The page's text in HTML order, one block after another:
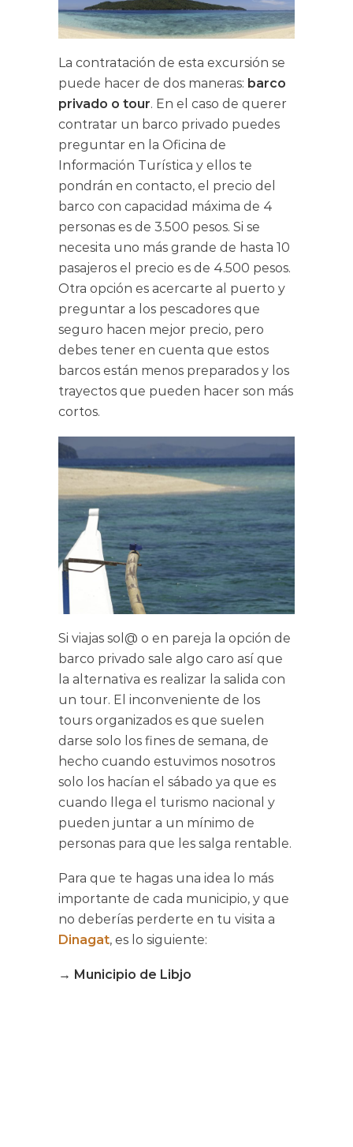
La contratación de esta excursión se
puede hacer de dos maneras: barco
privado o tour. En el caso de querer
contratar un barco privado puedes
preguntar en la Oficina de
Información Turística y ellos te
pondrán en contacto, el precio del
barco con capacidad máxima de 4
personas es de 3.500 pesos. Si se
necesita uno más grande de hasta 10
pasajeros el precio es de 4.500 pesos.
Otra opción es acercarte al puerto y
preguntar a los pescadores que
seguro hacen mejor precio, pero
debes tener en cuenta que estos
barcos están menos preparados y los
trayectos que pueden hacer son más
cortos.
Si viajas sol@ o en pareja la opción de
barco privado sale algo caro así que
la alternativa es realizar la salida con
un tour. El inconveniente de los
tours organizados es que suelen
darse solo los fines de semana, de
hecho cuando estuvimos nosotros
solo los hacían el sábado ya que es
cuando llega el turismo nacional y
pueden juntar a un mínimo de
personas para que les salga rentable.
Para que te hagas una idea lo más
importante de cada municipio, y que
no deberías perderte en tu visita a
Dinagat, es lo siguiente:
→ Municipio de Libjo